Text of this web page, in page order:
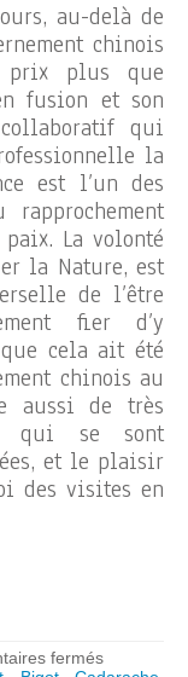
au-delà de
chinois
prix plus que
fusion et son
qui
la
est l’un des
La volonté
la Nature, est
de l’être
fier d’y
cela ait été
chinois au
aussi de très
qui se sont
et le plaisir
des visites en
ferméssur